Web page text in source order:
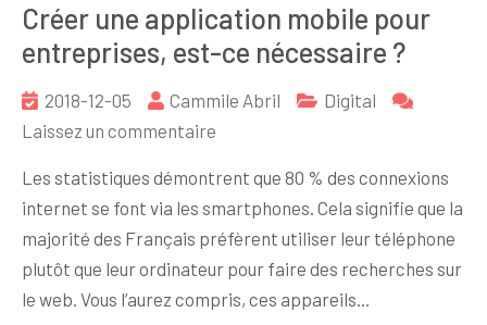
Créer une application mobile pour
entreprises, est-ce nécessaire ?
2018-12-05 Cammile Abril
Digital
Laissez un commentaire
une
application
mobile
pour
entreprises,
Les statistiques démontrent que 80 % des connexions
internet se font via les smartphones. Cela signifie que la
majorité des Français préfèrent utiliser leur téléphone
plutôt que leur ordinateur pour faire des recherches sur
le web. Vous l’aurez compris, ces appareils…